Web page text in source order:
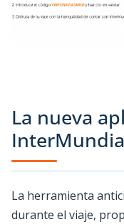
La nueva
La herramienta
durante el viaje,